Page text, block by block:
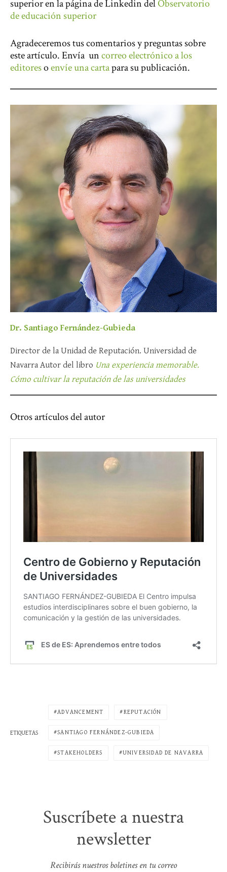
superior en la página de Linkedin delObservatorio
de educación superior
Agradeceremos tus comentarios y preguntas sobre
este artículo. Envía uncorreo electrónico a los
editoresoenvíe una cartapara su publicación.
Dr. Santiago Fernández-Gubieda
Director de la Unidad de Reputación. Universidad de
Navarra Autor del libro Una experiencia memorable.
Cómo cultivar la reputación de las universidades
Otros artículos del autor
ETIQUETAS
ADVANCEMENT REPUTACIÓN
SANTIAGO FERNÁNDEZ-GUBIEDA
STAKEHOLDERS UNIVERSIDAD DE NAVARRA
Suscríbete a nuestra
newsletter
Recibirás nuestros boletines en tu correo